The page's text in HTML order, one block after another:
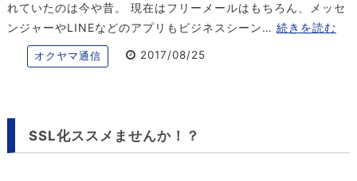
れていたのは今や昔。 現在はフリーメールはもちろん、メッセ
ンジャーやLINEなどのアプリもビジネスシーン… 続きを読む
オクヤマ通信 2017/08/25
SSL化ススメませんか！？